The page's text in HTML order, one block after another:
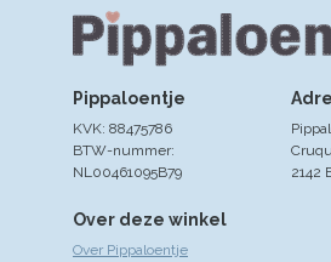
Over deze winkel
Over Pippaloentje
2142
Pippaloentje
KVK: 88475786
BTW-nummer:
NL00461095B79